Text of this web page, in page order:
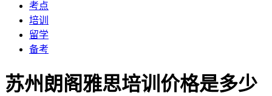
考点
培训
留学
备考
苏州朗阁雅思培训价格是多少